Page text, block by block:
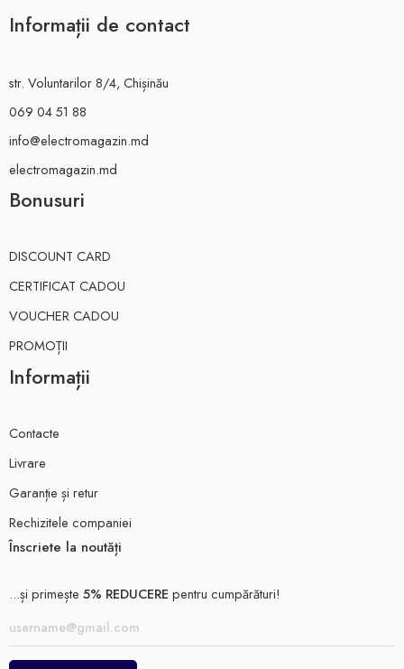
Informații de contact
str. Voluntarilor 8/4, Chișinău
069 04 51 88
info@electromagazin.md
electromagazin.md
Bonusuri
DISCOUNT CARD
CERTIFICAT CADOU
VOUCHER CADOU
PROMOȚII
Informații
Contacte
Livrare
Garanție și retur
Rechizitele companiei
Înscriete la noutăți
...și primește 5% REDUCERE pentru cumpărături!